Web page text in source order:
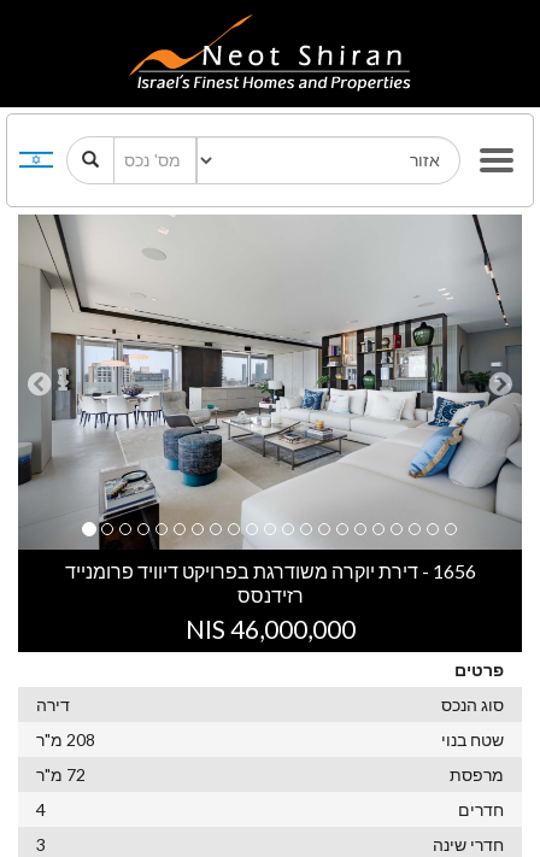
Previous Next
1656 - דירת יוקרה משודרגת בפרויקט דיוויד פרומנייד
רזידנסס
46,000,000 NIS
פרטים
סוג הנכס
דירה
שטח בנוי
208 מ"ר
מרפסת
72 מ"ר
חדרים
4
חדרי שינה
3